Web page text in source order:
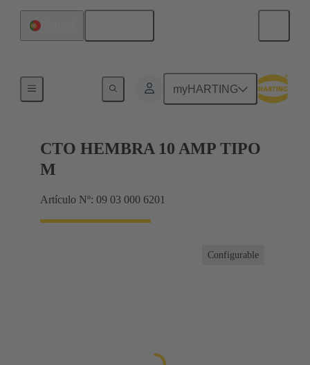
myHARTING
CTO HEMBRA 10 AMP TIPO
M
Artículo Nº: 09 03 000 6201
Configurable